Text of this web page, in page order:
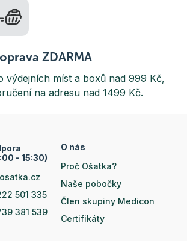
ZDARMA
výdejních míst a boxů nad 999 Kč,
na adresu nad 1499 Kč.
- 15:30)
501 335
381 539
O nás
Proč Ošatka?
Naše pobočky
Člen skupiny Medicon
Certifikáty